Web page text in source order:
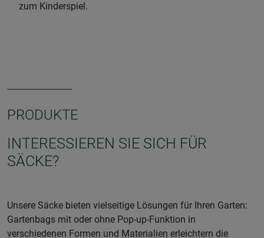
zum Kinderspiel.
PRODUKTE
INTERESSIEREN SIE SICH FÜR
SÄCKE?
Unsere Säcke bieten vielseitige Lösungen für Ihren Garten:
Gartenbags mit oder ohne Pop-up-Funktion in
verschiedenen Formen und Materialien erleichtern die